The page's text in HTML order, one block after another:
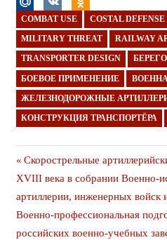
COMBAT USE COSTAL DEFENSE
MILITARY THREAT RAILWAY
TRANSPORTER DESIGN
БОЕВОЕ ПРИМЕНЕНИЕ
ЖЕЛЕЗНОДОРОЖНЫЕ
КОНСТРУКЦИЯ ТРАНСПОРТЁРА
Навигация
по
записям
Предыдущая
публикация
Скорострельные
XVIII века в собрании Военно-
артиллерии, инженерных войск
Следующая
публикация
Военно-профессиональная
российских военно-учебных